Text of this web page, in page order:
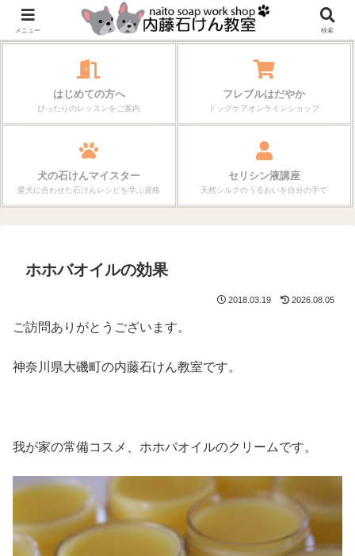
作る楽しさが、毎日の暮らしを変えていく。
はじめての方へ
ぴったりのレッスンをご案内
フレブルはだやか
ドッグケアオンラインショップ
犬の石けんマイスター
愛犬に合わせた石けんレシピを学ぶ資格
セリシン液講座
天然シルクのうるおいを自分の手で
ホホバオイルの効果
2018.03.19 2026.08.05
ご訪問ありがとうございます。
神奈川県大磯町の内藤石けん教室です。
我が家の常備コスメ、ホホバオイルのクリームです。
メニュー 検索